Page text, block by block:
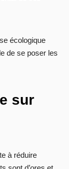
écologique
de se poser les
sur
à réduire